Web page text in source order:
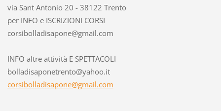
via Sant Antonio 20 - 38122 Trento
per INFO e ISCRIZIONI CORSI
corsibolladisapone@gmail.com
INFO altre attività E SPETTACOLI
bolladisaponetrento@yahoo.it
corsibolladisapone@gmail.com